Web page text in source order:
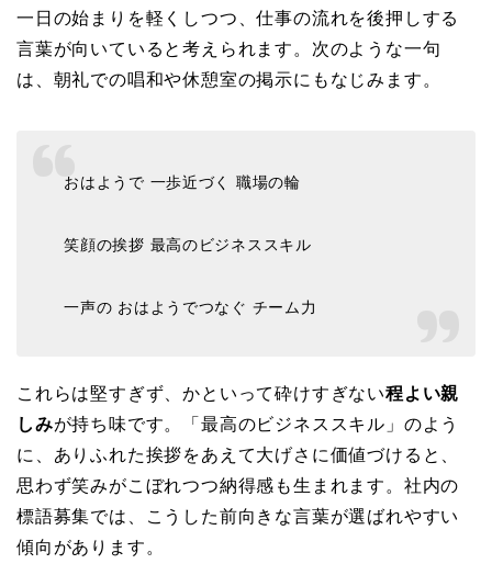
一日の始まりを軽くしつつ、仕事の流れを後押しする
言葉が向いていると考えられます。次のような一句
は、朝礼での唱和や休憩室の掲示にもなじみます。
おはようで 一歩近づく 職場の輪
笑顔の挨拶 最高のビジネススキル
一声の おはようでつなぐ チーム力
これらは堅すぎず、かといって砕けすぎない程よい親
しみが持ち味です。「最高のビジネススキル」のよう
に、ありふれた挨拶をあえて大げさに価値づけると、
思わず笑みがこぼれつつ納得感も生まれます。社内の
標語募集では、こうした前向きな言葉が選ばれやすい
傾向があります。